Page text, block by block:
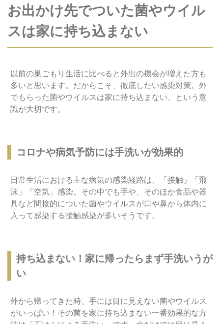
お出かけ先でついた菌やウイル
スは家に持ち込まない
以前の巣ごもり生活に比べると外出の機会が増えた方も
多いと思います。だからこそ、徹底したい感染対策。外
でもらった菌やウイルスは家に持ち込まない、という意
識が大切です。
コロナや病気予防には手洗いが効果的
日常生活における主な病気の感染経路は、「接触」「飛
沫」「空気」感染。その中でも手や、そのほか食品や器
具など間接的についた菌やウイルスが口や鼻から体内に
入って感染する接触感染が多いそうです。
持ち込まない！家に帰ったらまず手洗いうが
い
外から帰ってきた時、手には目に見えない菌やウイルス
がいっぱい！その菌を家に持ち込まない一番効果的な方